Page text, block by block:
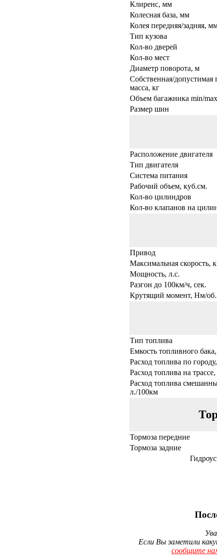
Клиренс, мм
Колесная база, мм
Колея передняя/задняя,
Тип кузова
Кол-во дверей
Кол-во мест
Диаметр поворота, м
Собственная/допустимая
масса, кг
Объем багажника min/
Размер шин
Расположение двигателя
Тип двигателя
Система питания
Рабочий объем, куб.см.
Кол-во цилиндров
Кол-во клапанов на
Привод
Максимальная скорость,
Мощность, л.с.
Разгон до 100км/ч, сек.
Крутящий момент, Нм/
Тип топлива
Емкость топливного
Расход топлива по
Расход топлива на
Расход топлива
л./100км
Тормоза передние
Тормоза задние
Если Вы заметили
сообщите